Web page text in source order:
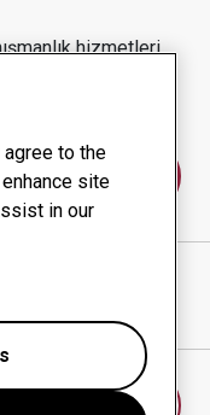
hizmetleri
agree to the
site
in our